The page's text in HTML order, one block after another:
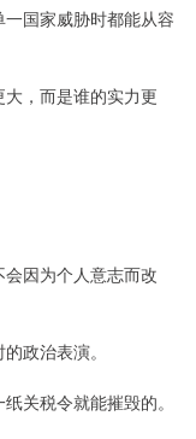
国家威胁时都能从容
，而是谁的实力更
因为个人意志而改
政治表演。
关税令就能摧毁的。